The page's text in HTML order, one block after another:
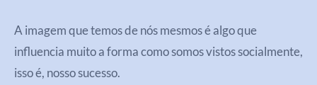
A imagem que temos de nós mesmos é algo que
influencia muito a forma como somos vistos socialmente,
isso é, nosso sucesso.